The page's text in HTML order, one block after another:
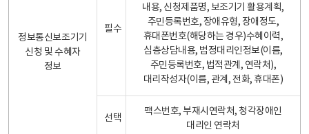
정보통신보조기기
신청 및 수혜자
정보
필수
내용, 신청제품명, 보조기기 활용계획,
주민등록번호, 장애유형, 장애정도,
휴대폰번호(해당하는 경우)수혜이력,
심층상담내용, 법정대리인정보(이름,
주민등록번호, 법적관계, 연락처),
대리작성자(이름, 관계, 전화, 휴대폰)
선택
팩스번호, 부재시연락처, 청각장애인
대리인 연락처